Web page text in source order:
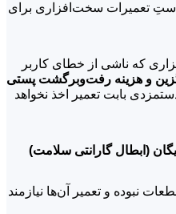
تعمیرات سخت‌افزاری برای
که ناشی از خطای کاربر
و هزینه رفت‌وبرگشت پستی
بابت تعمیر اخذ نخواهد
نبوده و تعمیر آن‌ها نیازمند